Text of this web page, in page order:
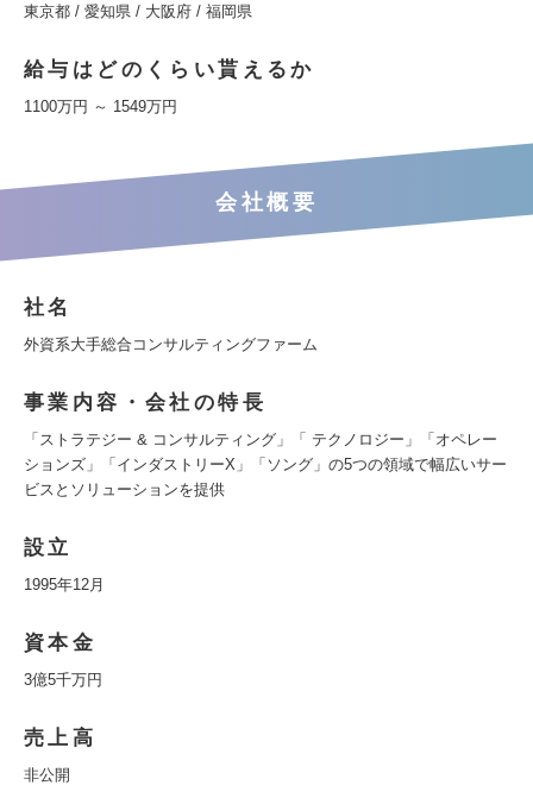
東京都 / 愛知県 / 大阪府 / 福岡県
給与はどのくらい貰えるか
1100万円 ～ 1549万円
会社概要
社名
外資系大手総合コンサルティングファーム
事業内容・会社の特長
「ストラテジー & コンサルティング」「 テクノロジー」「オペレー
ションズ」「インダストリーX」「ソング」の5つの領域で幅広いサー
ビスとソリューションを提供
設立
1995年12月
資本金
3億5千万円
売上高
非公開